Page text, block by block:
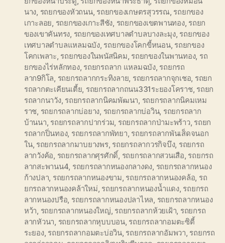
นาง, รถยกของหัวถนน, รถยกของเกษตรสุวรรณ, รถยกของ
เกาะลอย, รถยกของเกาะสีชัง, รถยกของเขตพานทอง, รถยก
ของเขาคันทรง, รถยกของเทศบาลตำบลบางละมุง, รถยกของ
เทศบาลตำบลแหลมฉบัง, รถยกของโคกขี้หนอน, รถยกของ
โคกเพลาะ, รถยกของในพนัสนิคม, รถยกของในพานทอง, รถ
ยกของไร่หลักทอง, รถยกรถลาก แหลมฉบัง, รถยกรถ
ลาก9กิโล, รถยกรถลากกระทิงลาย, รถยกรถลากจุกเชอ, รถยก
รถลากตะเคียนเตี้ย, รถยกรถลากถนน331ระยองโคราช, รถยก
รถลากนาวัง, รถยกรถลากนิคมพัฒนา, รถยกรถลากนิคมเหม
ราช, รถยกรถลากบ่อยาง, รถยกรถลากบ่อวิน, รถยกรถลาก
บ้านนา, รถยกรถลากปากร่วม, รถยกรถลากป่ามะพร้าว, รถยก
รถลากปิ่นทอง, รถยกรถลากพัทยา, รถยกรถลากพันเส็ดจนอก
ใน, รถยกรถลากมาบยางพร, รถยกรถลากวรกิจบึง, รถยกรถ
ลากวังค้อ, รถยกรถลากศุรศักดิ์, รถยกรถลากสวนเสือ, รถยกรถ
ลากสะพานน4, รถยกรถลากหนองกลางดง, รถยกรถลากหนอง
ก้างปลา, รถยกรถลากหนองขาม, รถยกรถลากหนองคล้อ, รถ
ยกรถลากหนองคล้าใหม่, รถยกรถลากหนองน้ำแดง, รถยกรถ
ลากหนองปรือ, รถยกรถลากหนองปลาไหล, รถยกรถลากหนอง
หว้า, รถยกรถลากหนองใหญ่, รถยกรถลากห้วยเฝ้า, รถยกรถ
ลากหัวนา, รถยกรถลากหุบบบอน, รถยกรถลากอมตะซิตี้
ระยอง, รถยกรถลากอมตะบ่อวิน, รถยกรถลากอัมพวา, รถยกรถ